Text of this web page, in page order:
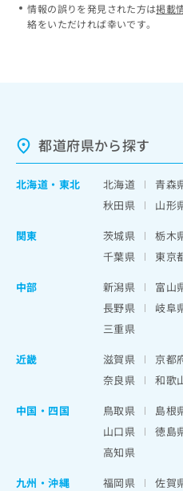
情報の誤りを発見された方は掲載
絡をいただければ幸いです。
都道府県から探す
北海道 ・ 東北 北海道 青森
秋田県
山形
関東
茨城県 栃木
千葉県
東京
中部
新潟県 富山
長野県
岐阜
三重県
近畿
滋賀県 京都
奈良県
和歌
中国・四国
鳥取県 島根
山口県
徳島
高知県
九州・沖縄
福岡県 佐賀